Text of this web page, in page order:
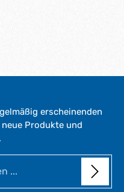
erscheinenden
Produkte und